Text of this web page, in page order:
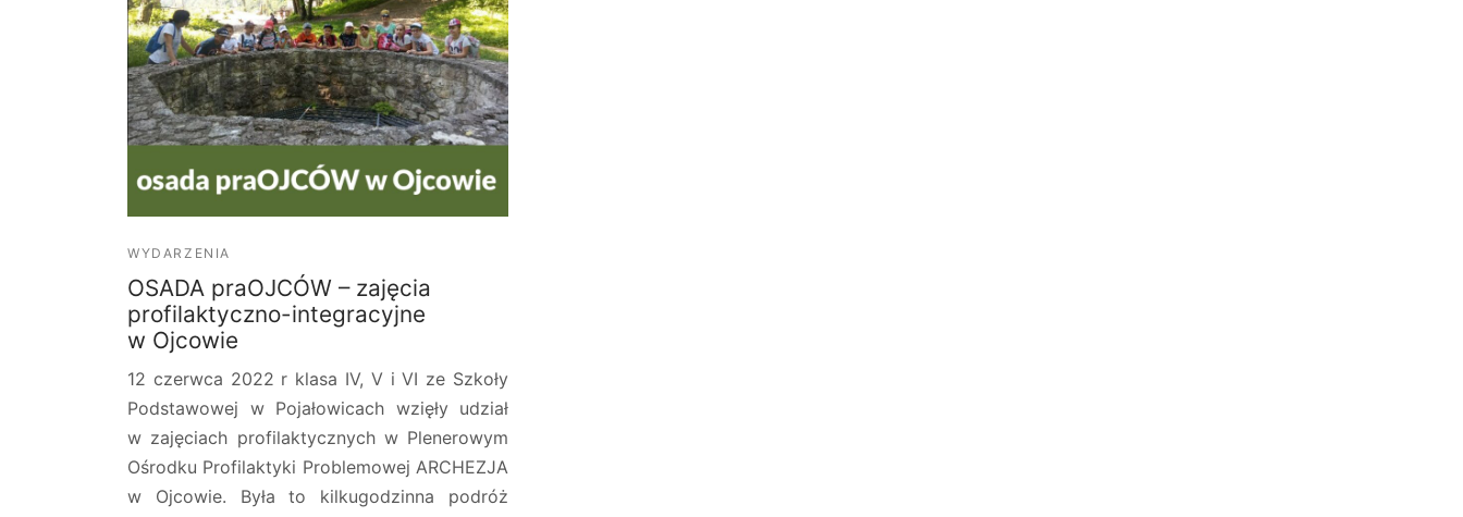
WYDARZENIA
OSADA praOJCÓW – zajęcia
profilaktyczno-integracyjne
w Ojcowie
12 czerwca 2022 r klasa IV, V i VI ze Szkoły
Podstawowej w Pojałowicach wzięły udział
w zajęciach profilaktycznych w Plenerowym
Ośrodku Profilaktyki Problemowej ARCHEZJA
w Ojcowie. Była to kilkugodzinna podróż